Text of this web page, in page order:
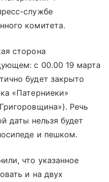
службе
комитета.
сторона
с 00.00 19 марта
будет закрыто
«Патерниеки»
Речь
даты нельзя будет
и пешком.
что указанное
и на двух